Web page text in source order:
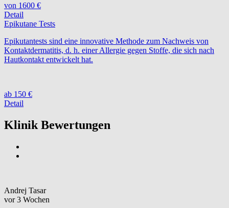
von 1600 €
Detail
Epikutane Tests
Epikutantests sind eine innovative Methode zum Nachweis von
Kontaktdermatitis, d. h. einer Allergie gegen Stoffe, die sich nach
Hautkontakt entwickelt hat.
ab 150 €
Detail
Klinik Bewertungen
Andrej Tasar
vor 3 Wochen